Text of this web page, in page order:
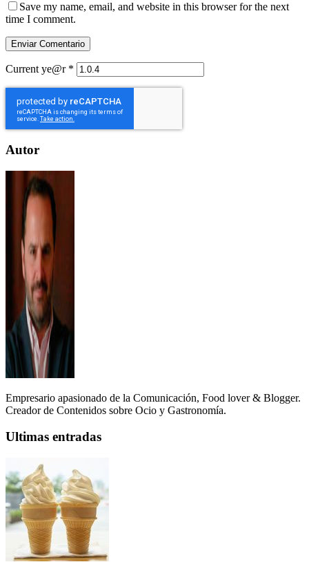
Save my name, email, and website in this browser for the next
time I comment.
Current ye@r *
Autor
Empresario apasionado de la Comunicación, Food lover & Blogger.
Creador de Contenidos sobre Ocio y Gastronomía.
Ultimas entradas